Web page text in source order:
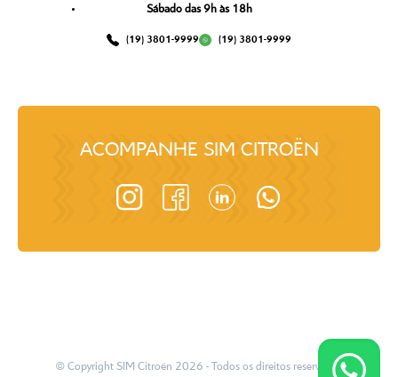
Sábado das 9h às 18h
(19) 3801-9999 (19) 3801-9999
ACOMPANHE SIM CITROËN
© Copyright SIM Citroën 2026 - Todos os direitos reservados